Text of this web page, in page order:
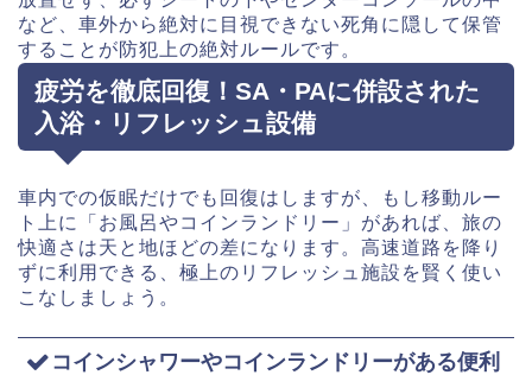
など、車外から絶対に目視できない死角に隠して保管
することが防犯上の絶対ルールです。
疲労を徹底回復！SA・PAに併設された
入浴・リフレッシュ設備
車内での仮眠だけでも回復はしますが、もし移動ルー
ト上に「お風呂やコインランドリー」があれば、旅の
快適さは天と地ほどの差になります。高速道路を降り
ずに利用できる、極上のリフレッシュ施設を賢く使い
こなしましょう。
コインシャワーやコインランドリーがある便利